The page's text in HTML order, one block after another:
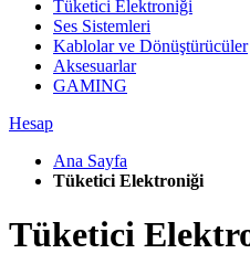
Tüketici Elektroniği
Ses Sistemleri
Kablolar ve Dönüştürücüler
Aksesuarlar
GAMING
Hesap
Ana Sayfa
Tüketici Elektroniği
Tüketici